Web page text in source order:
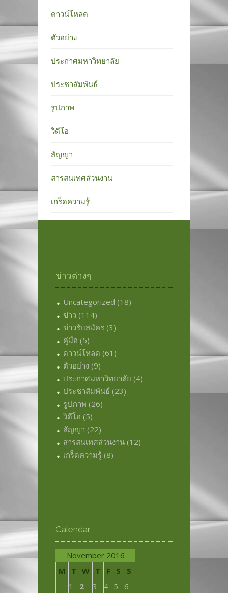
ดาวน์โหลด
ตัวอย่าง
ประกาศมหาวิทยาลัย
ประชาสัมพันธ์
รูปภาพ
วิดีโอ
สัญญา
สารสนเทศส่วนงาน
เกร็ดความรู้
ข่าวต่างๆ
Uncategorized (18)
ข่าว (114)
ข่าวรับสมัคร (3)
คู่มือ (5)
ดาวน์โหลด (61)
ตัวอย่าง (9)
ประกาศมหาวิทยาลัย (4)
ประชาสัมพันธ์ (23)
รูปภาพ (26)
วิดีโอ (5)
สัญญา (22)
สารสนเทศส่วนงาน (12)
เกร็ดความรู้ (8)
Calendar
November 2016
M
T W T F S
S
1
2 3 4 5 6